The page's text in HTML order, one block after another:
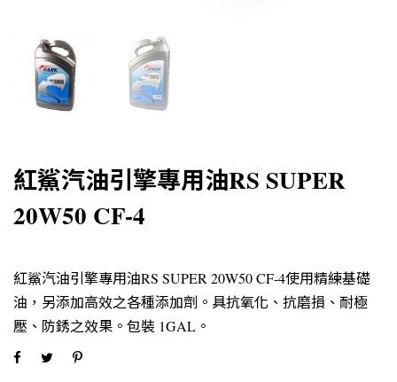
紅鯊汽油引擎專用油RS SUPER
20W50 CF-4
紅鯊汽油引擎專用油RS SUPER 20W50 CF-4使用精練基礎
油，另添加高效之各種添加劑。具抗氧化、抗磨損、耐極
壓、防銹之效果。包裝 1GAL。